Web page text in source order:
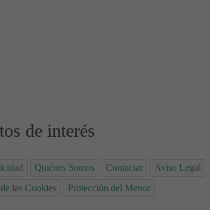
en Casa
de interés
Quiénes Somos Contactar
Aviso Legal
las Cookies
Protección del Menor